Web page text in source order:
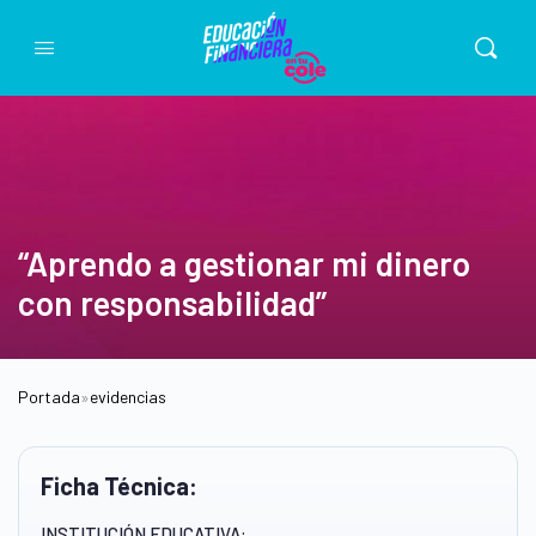
“Aprendo a gestionar mi dinero
con responsabilidad”
Portada»evidencias
Ficha Técnica: